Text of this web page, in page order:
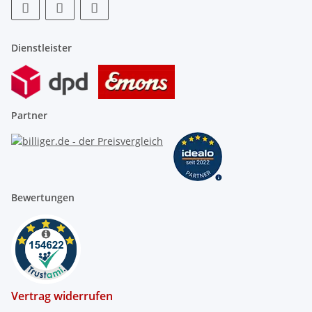
Störungsanzeige
Außentemperatursensor (NTC 10
kOhm)
zur Befestigung an der Außenwand, Farbe weiß
Montageort:
Nord- oder Nordwestwand des Gebäudes
Dienstleister
Partner
Bewertungen
Vertrag widerrufen